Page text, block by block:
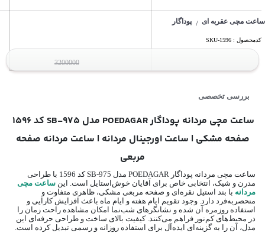
ساعت مچی عقربه ای / پوداگار
کدمحصول : SKU-1596
3200000
بررسی تخصصی
صفحه مشکی | ساعت اورجینال مردانه | ساعت مردانه صفحه
مربعی
ساعت مچی مردانه پوداگار POEDAGAR مدل 975-SB کد 1596 با طراحی
مدرن و شیک، انتخابی خاص برای آقایان خوش‌استایل است. این ساعت مچی
مردانه با بند استیل نقره‌ای و صفحه مربعی مشکی، ظاهری متفاوت و
منحصر‌به‌فرد دارد. وجود تقویم ایام هفته و ایام ماه باعث افزایش کارایی و
استفاده روزمره آن شده و نشانگرهای شب‌نما امکان مشاهده راحت زمان را
در محیط‌های کم‌نور فراهم می‌کنند. کیفیت بالای ساخت و طراحی حرفه‌ای این
مدل، آن را به گزینه‌ای ایده‌آل برای استفاده روزانه و رسمی تبدیل کرده است.